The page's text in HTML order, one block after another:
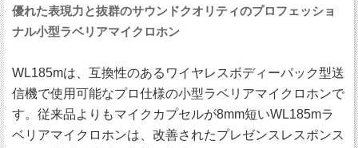
優れた表現力と抜群のサウンドクオリティのプロフェッショ
ナル小型ラベリアマイクロホン
WL185mは、互換性のあるワイヤレスボディーパック型送
信機で使用可能なプロ仕様の小型ラベリアマイクロホンで
す。従来品よりもマイクカプセルが8mm短いWL185mラ
ベリアマイクロホンは、改善されたプレゼンスレスポンス